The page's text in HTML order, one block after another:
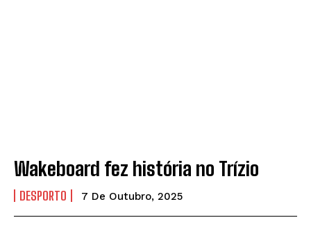
Wakeboard fez história no Trízio
DESPORTO 7 De Outubro, 2025